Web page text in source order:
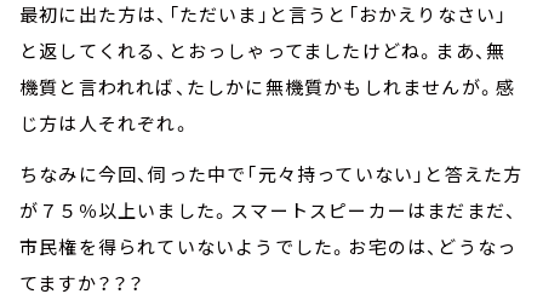
最初に出た方は、「ただいま」と言うと「おかえりなさい」
と返してくれる、とおっしゃってましたけどね。まあ、無
機質と言われれば、たしかに無機質かもしれませんが。感
じ方は人それぞれ。
ちなみに今回、伺った中で「元々持っていない」と答えた方
が７５％以上いました。スマートスピーカーはまだまだ、
市民権を得られていないようでした。お宅のは、どうなっ
てますか？？？